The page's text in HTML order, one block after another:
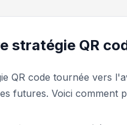
stratégie QR
QR code tournée vers
futures. Voici